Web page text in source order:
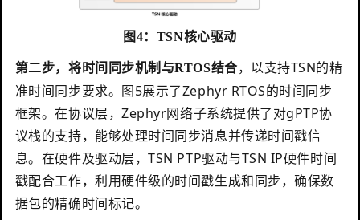
图4：TSN核心驱动
第二步，将 时间同步机制与RTOS结合， 以支持TSN的精
准时间同步要求。图5展示了Zephyr RTOS的时间同步
框架。在协议层，Zephyr网络子系统提供了对gPTP协
议栈的支持，能够处理时间同步消息并传递时间戳信
息。在硬件及驱动层，TSN PTP驱动与TSN IP硬件时间
戳配合工作，利用硬件级的时间戳生成和同步，确保数
据包的精确时间标记。